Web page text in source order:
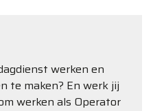
werken en
te maken? En werk jij
werken als Operator